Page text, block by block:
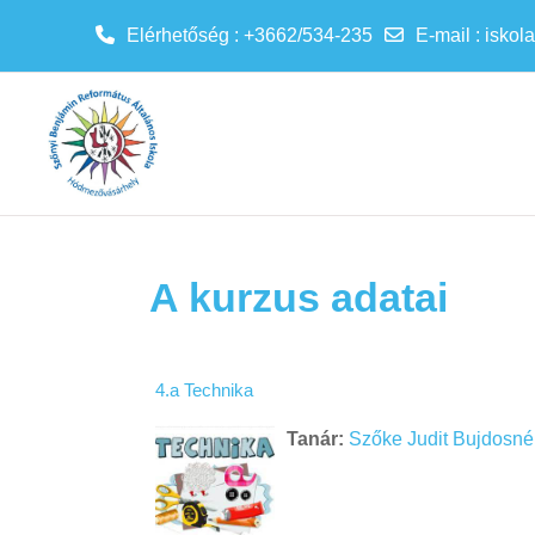
Elérhetőség : +3662/534-235 E-mail :
A kurzus adatai
4.a Technika
Tanár: Szőke Judit Bujdosné